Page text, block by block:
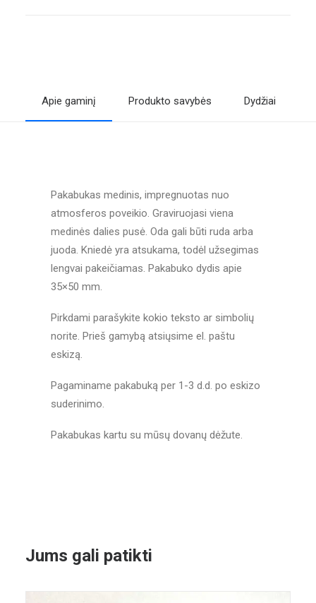
Apie gaminį Produkto savybės Dydžiai
Pakabukas medinis, impregnuotas nuo
atmosferos poveikio. Graviruojasi viena
medinės dalies pusė. Oda gali būti ruda arba
juoda. Kniedė yra atsukama, todėl užsegimas
lengvai pakeičiamas. Pakabuko dydis apie
35×50 mm.
Pirkdami parašykite kokio teksto ar simbolių
norite. Prieš gamybą atsiųsime el. paštu
eskizą.
Pagaminame pakabuką per 1-3 d.d. po eskizo
suderinimo.
Pakabukas kartu su mūsų dovanų dėžute.
Jums gali patikti